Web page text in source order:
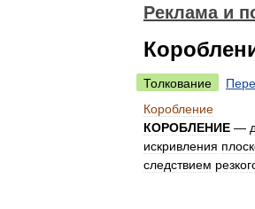
Реклама и
Толкование
Коробление
КОРОБЛЕНИЕ —
искривления
следствием